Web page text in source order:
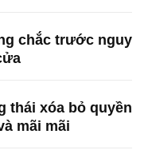
chắc trước nguy
thái xóa bỏ quyền
mãi mãi